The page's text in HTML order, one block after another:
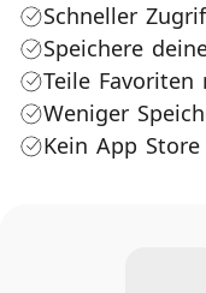
Schneller
Speichere
Teile
Weniger
Kein App